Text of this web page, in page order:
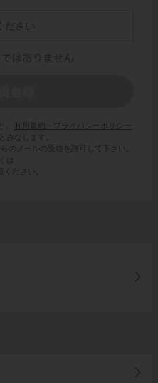
利用規約・プライバシーポリシー
みなします。
のメールの受信を許可して下さい。
は
ください。